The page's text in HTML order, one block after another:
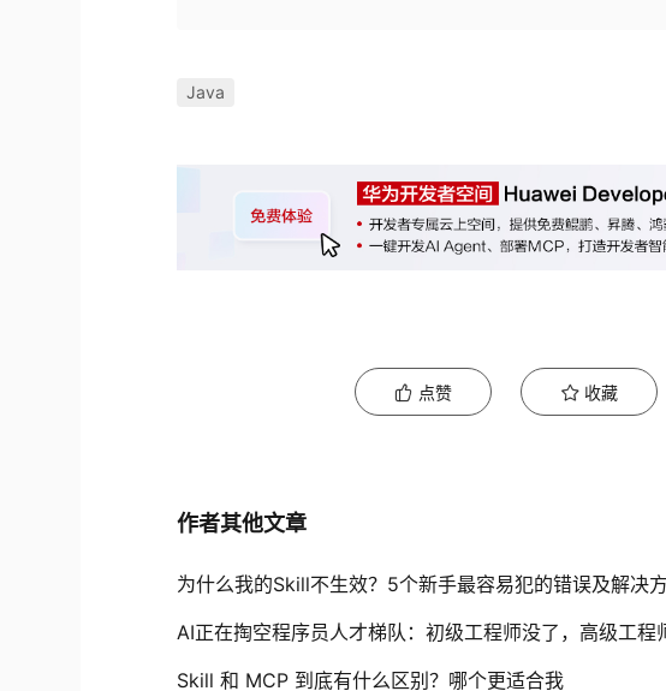
Java
点赞 收藏
作者其他文章
为什么我的Skill不生效？5个新手最容易犯的错误及解决
AI正在掏空程序员人才梯队：初级工程师没了，高级工程
Skill 和 MCP 到底有什么区别？哪个更适合我